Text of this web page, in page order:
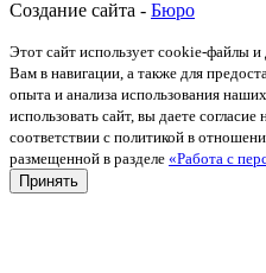
Создание сайта - Бюро
Этот сайт использует cookie-файлы
Вам в навигации, а также для
опыта и анализа использования
использовать сайт, вы даете
соответствии с политикой в
размещенной в разделе «Работа с
Принять